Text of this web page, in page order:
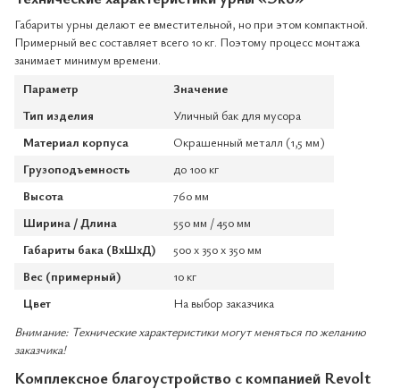
Габариты урны делают ее вместительной, но при этом компактной.
Примерный вес составляет всего 10 кг. Поэтому процесс монтажа
занимает минимум времени.
Параметр
Значение
Тип изделия
Уличный бак для мусора
Материал корпуса
Окрашенный металл (1,5 мм)
Грузоподъемность
до 100 кг
Высота
760 мм
Ширина / Длина
550 мм / 450 мм
Габариты бака (ВхШхД)
500 х 350 х 350 мм
Вес (примерный)
10 кг
Цвет
На выбор заказчика
Внимание: Технические характеристики могут меняться по желанию
заказчика!
Комплексное благоустройство с компанией Revolt